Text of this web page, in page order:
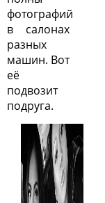
фотографий
в салонах
разных
машин. Вот
её
подвозит
подруга.